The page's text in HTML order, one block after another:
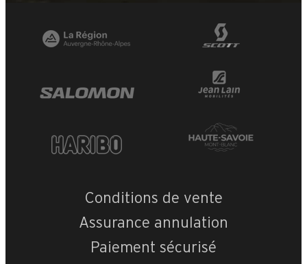
Conditions de vente
Assurance annulation
Paiement sécurisé